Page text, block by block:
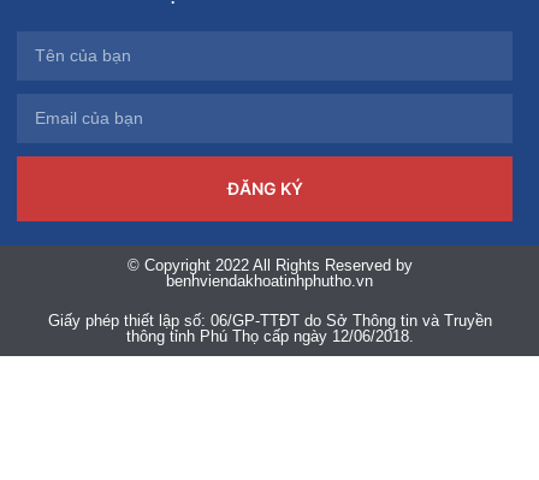
ĐĂNG KÝ
© Copyright 2022 All Rights Reserved by
benhviendakhoatinhphutho.vn
Giấy phép thiết lập số: 06/GP-TTĐT do Sở Thông tin và Truyền
thông tỉnh Phú Thọ cấp ngày 12/06/2018.